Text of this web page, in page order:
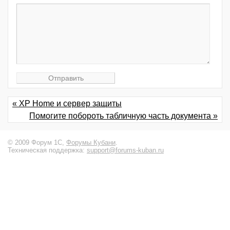
« XP Home и сервер защиты
Помогите побороть табличную часть документа »
© 2009 Форум 1С, Форумы Кубани.
Техническая поддержка: support@forums-kuban.ru